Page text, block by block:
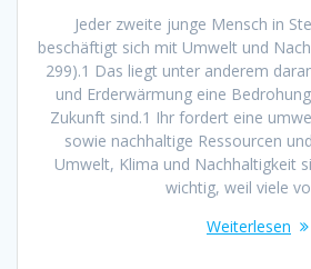
Jeder zweite junge Mensch in
beschäftigt sich mit Umwelt und
299).1 Das liegt unter anderem
und Erderwärmung eine
Zukunft sind.1 Ihr fordert eine
sowie nachhaltige Ressourcen
Umwelt, Klima und Nachhaltigkeit
wichtig, weil viele
Weiterlesen